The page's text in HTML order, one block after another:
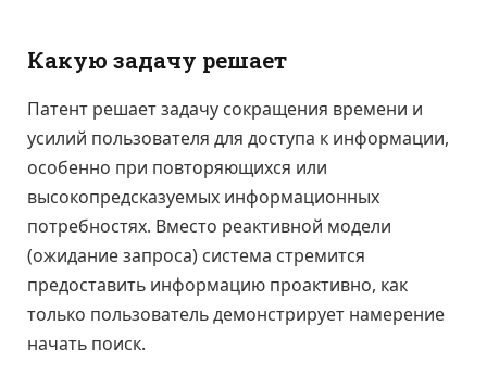
Какую задачу решает
Патент решает задачу сокращения времени и
усилий пользователя для доступа к информации,
особенно при повторяющихся или
высокопредсказуемых информационных
потребностях. Вместо реактивной модели
(ожидание запроса) система стремится
предоставить информацию проактивно, как
только пользователь демонстрирует намерение
начать поиск.